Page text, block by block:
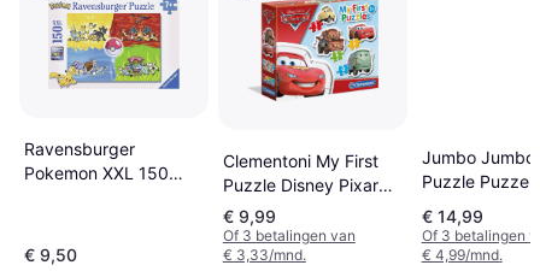
Ravensburger
Pokemon XXL 150
€ 9,50
Clementoni My First
Puzzle Disney Pixar
Cars 30 Pieces
€ 9,99
Of 3 betalingen van
€ 3,33/mnd.
Jumbo Jumbo
Puzzle Puzzel
€ 14,99
Of 3 betalingen
€ 4,99/mnd.